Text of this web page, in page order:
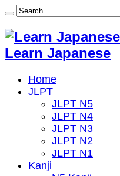
Learn Japanese
Home
JLPT
JLPT N5
JLPT N4
JLPT N3
JLPT N2
JLPT N1
Kanji